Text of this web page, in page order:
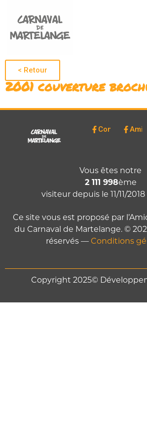
< Retour
2001 couverture
Comité
Vous êtes notre
2 111 998ème
visiteur depuis le 11/11/2018
Ce site vous est proposé par
du Carnaval de Martelange. ©
réservés — Conditions
Copyright 2025©